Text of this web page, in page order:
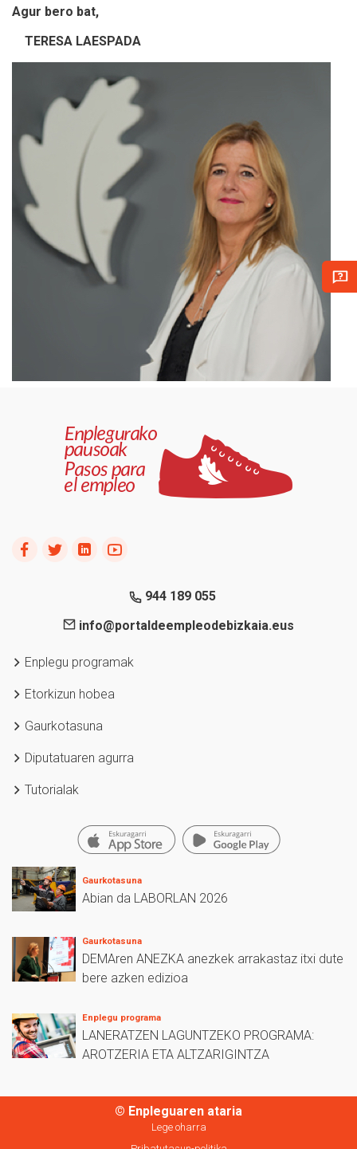
Agur bero bat,
TERESA LAESPADA
944 189 055
info@portaldeempleodebizkaia.eus
Enplegu programak
Etorkizun hobea
Gaurkotasuna
Diputatuaren agurra
Tutorialak
Gaurkotasuna
Abian da LABORLAN 2026
Gaurkotasuna
DEMAren ANEZKA anezkek arrakastaz itxi dute
bere azken edizioa
Enplegu programa
LANERATZEN LAGUNTZEKO PROGRAMA:
AROTZERIA ETA ALTZARIGINTZA
© Enpleguaren ataria
Lege oharra